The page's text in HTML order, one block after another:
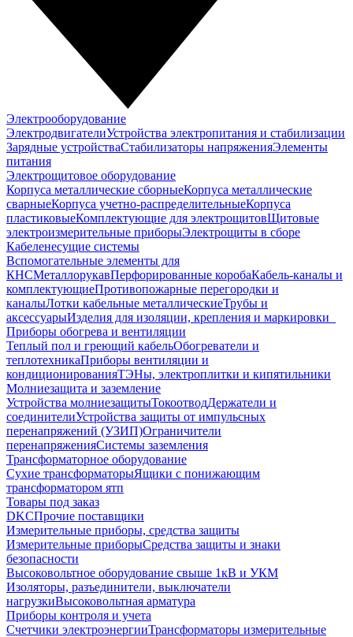
Электрооборудование
ЭлектродвигателиУстройства электропитания и стабилизации
Зарядные устройстваСтабилизаторы напряженияЭлементы
питания
Электрощитовое оборудование
Корпуса металлические сборныеКорпуса металлические
сварныеКорпуса учетно-распределительныеКорпуса
пластиковыеКомплектующие для электрощитовЩитовые
электроизмерительные приборыЭлектрощиты в сборе
Кабеленесущие системы
Вспомогательные элементы для
КНСМеталлорукавПерфорированные коробаКабель-каналы и
комплектующиеПротивопожарные перегородки и
каналыЛотки кабельные металлическиеТрубы и
аксессуарыИзделия для изоляции, крепления и маркировки
Приборы обогрева и вентиляции
Теплый пол и греющий кабельОбогреватели и
теплотехникаПриборы вентиляции и
кондиционированияТЭНы, электроплитки и кипятильники
Молниезащита и заземление
Устройства молниезащитыТокоотводДержатели и
соединителиУстройства защиты от импульсных
перенапряжений (УЗИП)Ограничители
перенапряженияСистемы заземления
Трансформаторное оборудование
Сухие трансформаторыЯщики с понижающим
трансформатором ятп
Товары под заказ
DKCПрочие поставщики
Измерительные приборы, средства защиты
Измерительные приборыСредства защиты и знаки
безопасности
Высоковольтное оборудование свыше 1кВ и УКМ
Изоляторы, разъединители, выключатели
нагрузкиВысоковольтная арматура
Приборы контроля и учета
Счетчики электроэнергииТрансформаторы измерительные